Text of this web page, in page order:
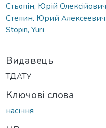
Стьопін, Юрій Олексійович
Степин, Юрий Алексеевич
Stopin, Yurii
Видавець
ТДАТУ
Ключові слова
насіння